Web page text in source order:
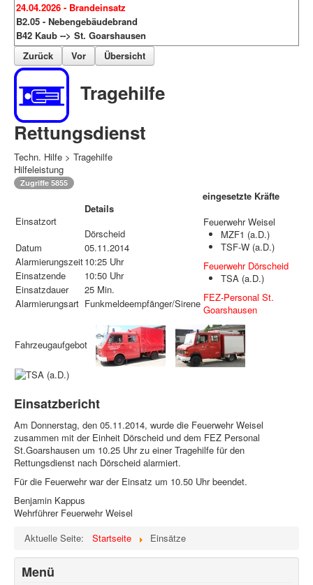
24.04.2026 - Brandeinsatz
B2.05 - Nebengebäudebrand
B42 Kaub --> St. Goarshausen
Zurück
Vor Übersicht
Tragehilfe
Rettungsdienst
Techn. Hilfe > Tragehilfe
Hilfeleistung
Zugriffe 5855
Einsatzort
Details
Dörscheid
Datum
05.11.2014
Alarmierungszeit10:25 Uhr
Einsatzende
10:50 Uhr
Einsatzdauer
25 Min.
Alarmierungsart Funkmeldeempfänger/Sirene
eingesetzte Kräfte
Feuerwehr Weisel
MZF1 (a.D.)
TSF-W (a.D.)
Feuerwehr Dörscheid
TSA (a.D.)
FEZ-Personal St.
Goarshausen
Fahrzeugaufgebot
Einsatzbericht
Am Donnerstag, den 05.11.2014, wurde die Feuerwehr Weisel
zusammen mit der Einheit Dörscheid und dem FEZ Personal
St.Goarshausen um 10.25 Uhr zu einer Tragehilfe für den
Rettungsdienst nach Dörscheid alarmiert.
Für die Feuerwehr war der Einsatz um 10.50 Uhr beendet.
Benjamin Kappus
Wehrführer Feuerwehr Weisel
Aktuelle Seite:
Startseite Einsätze
Menü